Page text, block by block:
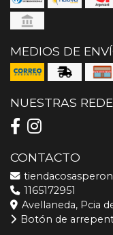
MEDIOS DE
NUESTRAS
CONTACTO
1165172951
Avellaneda, Pcia
Botón de